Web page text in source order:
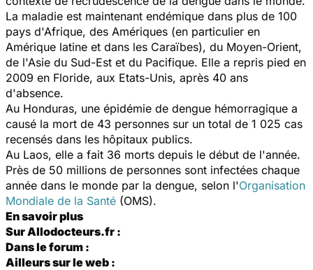
La maladie est maintenant endémique dans plus de 100
pays d'Afrique, des Amériques (en particulier en
Amérique latine et dans les Caraïbes), du Moyen-Orient,
de l'Asie du Sud-Est et du Pacifique. Elle a repris pied en
2009 en Floride, aux Etats-Unis, après 40 ans
d'absence.
Au Honduras, une épidémie de dengue hémorragique a
causé la mort de 43 personnes sur un total de 1 025 cas
recensés dans les hôpitaux publics.
Au Laos, elle a fait 36 morts depuis le début de l'année.
Près de 50 millions de personnes sont infectées chaque
année dans le monde par la dengue, selon l'Organisation
Mondiale de la Santé (OMS).
En savoir plus
Sur Allodocteurs.fr :
Dans le forum :
Ailleurs sur le web :